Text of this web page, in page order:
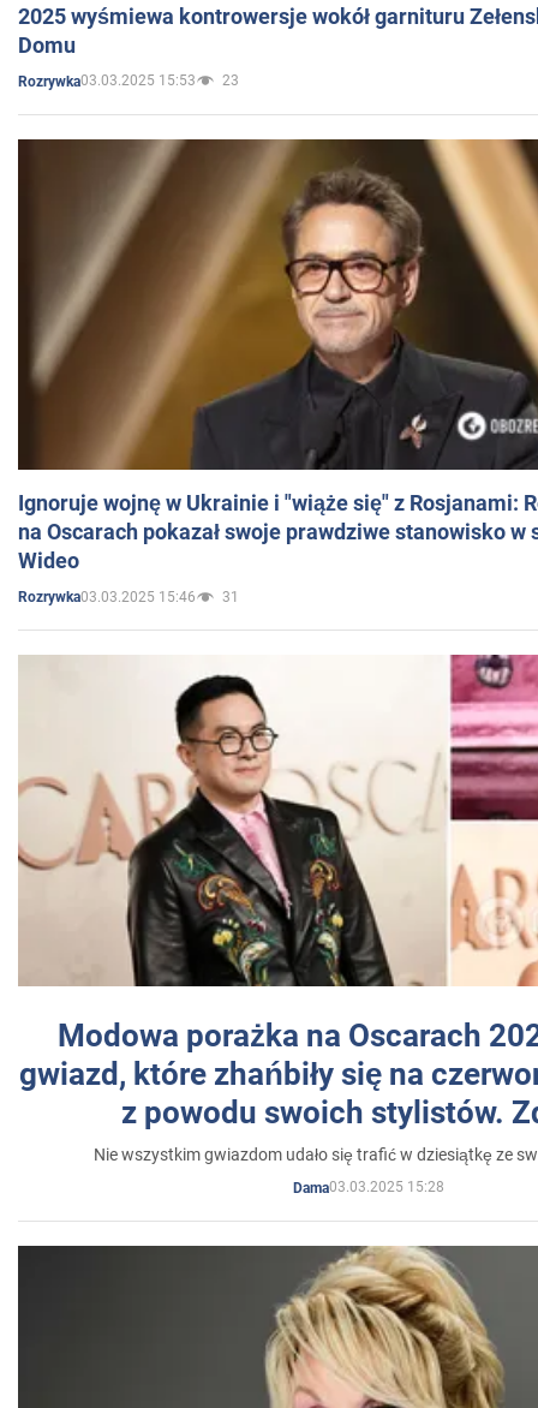
2025 wyśmiewa kontrowersje wokół garnituru
Domu
Rozrywka03.03.2025 15:53 23
Ignoruje wojnę w Ukrainie i "wiąże się" z Rosjanami:
na Oscarach pokazał swoje prawdziwe stanowisko w
Wideo
Rozrywka03.03.2025 15:46 31
Modowa porażka na Oscarach
gwiazd, które zhańbiły się na
z powodu swoich stylistów.
Nie wszystkim gwiazdom udało się trafić w dziesiątkę ze
Dama03.03.2025 15:28